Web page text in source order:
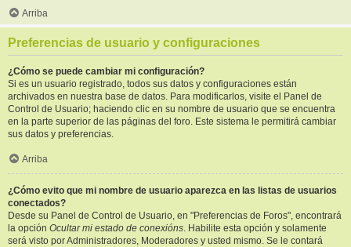
Arriba
Preferencias de usuario y configuraciones
¿Cómo se puede cambiar mi configuración?
Si es un usuario registrado, todos sus datos y configuraciones están
archivados en nuestra base de datos. Para modificarlos, visite el Panel de
Control de Usuario; haciendo clic en su nombre de usuario que se encuentra
en la parte superior de las páginas del foro. Este sistema le permitirá cambiar
sus datos y preferencias.
Arriba
¿Cómo evito que mi nombre de usuario aparezca en las listas de usuarios
conectados?
Desde su Panel de Control de Usuario, en "Preferencias de Foros", encontrará
la opción Ocultar mi estado de conexións. Habilite esta opción y solamente
será visto por Administradores, Moderadores y usted mismo. Se le contará